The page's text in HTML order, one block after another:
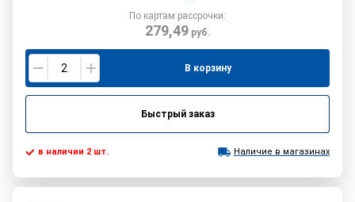
По картам рассрочки:
279,49руб.
В корзину
Быстрый заказ
в наличии 2 шт. Наличие в магазинах